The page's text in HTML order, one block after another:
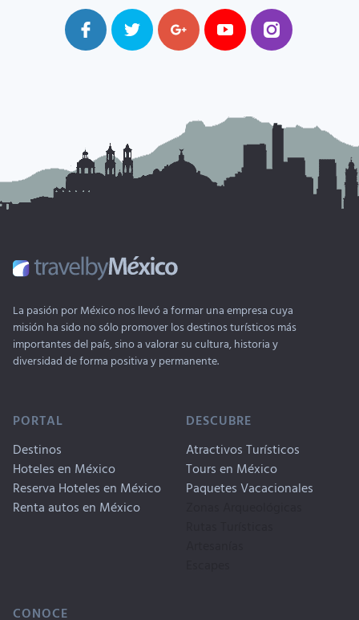
La pasión por México nos llevó a formar una empresa cuya
misión ha sido no sólo promover los destinos turísticos más
importantes del país, sino a valorar su cultura, historia y
diversidad de forma positiva y permanente.
PORTAL
Destinos
Hoteles en México
Reserva Hoteles en México
Renta autos en México
DESCUBRE
Atractivos Turísticos
Tours en México
Paquetes Vacacionales
CONOCE